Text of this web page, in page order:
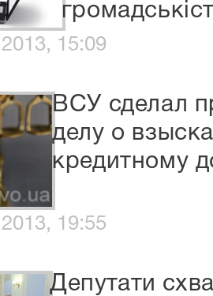
15:09
ВСУ сделал
делу о
кредитному
19:55
Депутати